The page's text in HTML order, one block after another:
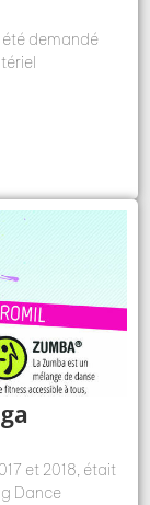
été demandé
et 2018, était
Dance